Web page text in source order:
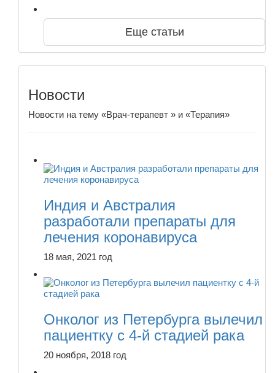
Еще статьи
Новости
Новости на тему «Врач-терапевт » и «Терапия»
Индия и Австралия
разработали препараты для
лечения коронавируса
18 мая, 2021 год
Онколог из Петербурга вылечил
пациентку с 4-й стадией рака
20 ноября, 2018 год